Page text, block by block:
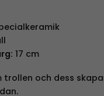
17 cm
trollen och dess